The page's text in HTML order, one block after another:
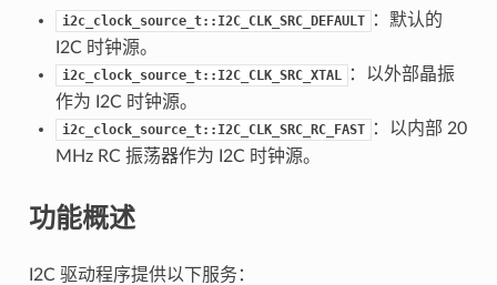
i2c_clock_source_t::I2C_CLK_SRC_DEFAULT
：默认的
I2C 时钟源。
i2c_clock_source_t::I2C_CLK_SRC_XTAL
：以外部晶振
作为 I2C 时钟源。
i2c_clock_source_t::I2C_CLK_SRC_RC_FAST
：以内部 20
MHz RC 振荡器作为 I2C 时钟源。
功能概述
I2C 驱动程序提供以下服务：